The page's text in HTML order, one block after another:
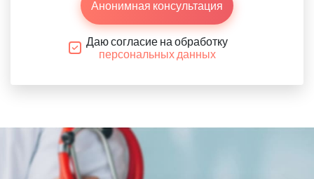
Анонимная консультация
Даю согласие на обработку
персональных данных